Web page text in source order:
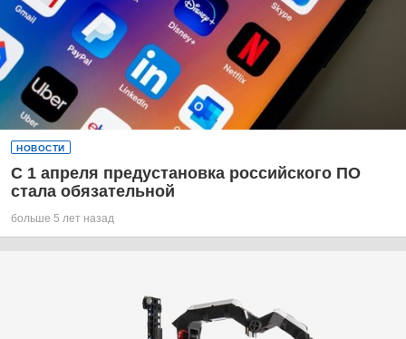
НОВОСТИ
С 1 апреля предустановка российского ПО
стала обязательной
больше 5 лет назад